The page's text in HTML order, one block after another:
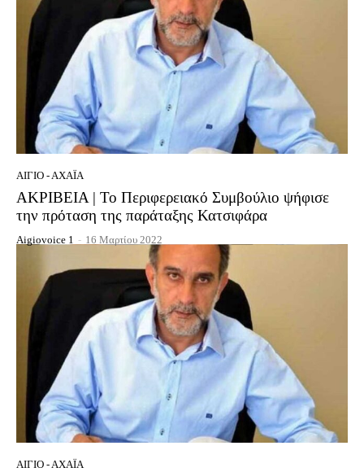
ΑΊΓΙΟ - ΑΧΑΪ́Α
ΑΚΡΙΒΕΙΑ | Το Περιφερειακό Συμβούλιο ψήφισε
την πρόταση της παράταξης Κατσιφάρα
Aigiovoice 1 - 16 Μαρτίου 2022
ΑΊΓΙΟ - ΑΧΑΪ́Α